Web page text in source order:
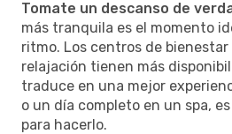
Tomate un descanso de
más tranquila es el momento
ritmo. Los centros de bienestar
relajación tienen más
traduce en una mejor
o un día completo en un spa,
para hacerlo.